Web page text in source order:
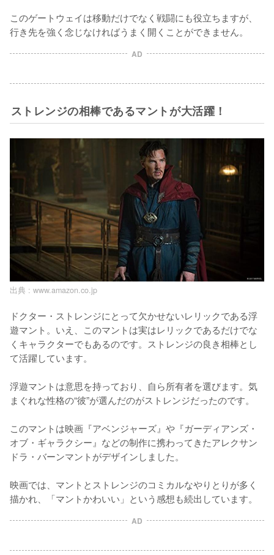
このゲートウェイは移動だけでなく戦闘にも役立ちますが、
行き先を強く念じなければうまく開くことができません。
AD
ストレンジの相棒であるマントが大活躍！
出典 : www.amazon.co.jp
ドクター・ストレンジにとって欠かせないレリックである浮
遊マント。いえ、このマントは実はレリックであるだけでな
くキャラクターでもあるのです。ストレンジの良き相棒とし
て活躍しています。
浮遊マントは意思を持っており、自ら所有者を選びます。気
まぐれな性格の“彼”が選んだのがストレンジだったのです。
このマントは映画『アベンジャーズ』や『ガーディアンズ・
オブ・ギャラクシー』などの制作に携わってきたアレクサン
ドラ・バーンマントがデザインしました。
映画では、マントとストレンジのコミカルなやりとりが多く
描かれ、「マントかわいい」という感想も続出しています。
AD